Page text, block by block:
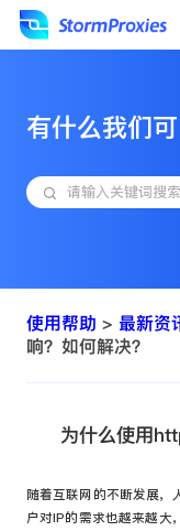
有什么我们
使用帮助 > 最新资
响？如何解决？
为什么使用
随着互联网的不断发展，
户对IP的需求也越来越大